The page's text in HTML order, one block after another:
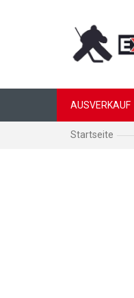
AUSVERKAUF
Startseite